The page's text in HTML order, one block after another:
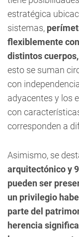
estratégica
sistemas,
flexiblemente
distintos
esto se suman
con
adyacentes y los
con
corresponden a
Asimismo, se
arquitectónico y
pueden ser
un privilegio
parte del
herencia